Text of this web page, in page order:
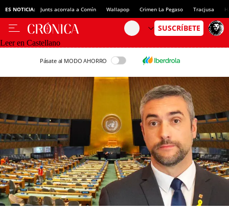
ES NOTICIA: Junts acorrala a Comín Wallapop Crimen La Pegaso Tracjusa
Leer en Castellano
Pásate al MODO AHORRO